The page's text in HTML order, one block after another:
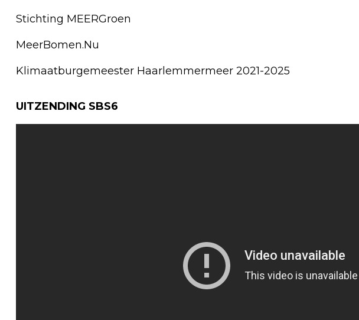
Stichting MEERGroen
MeerBomen.Nu
Klimaatburgemeester Haarlemmermeer 2021-2025
UITZENDING SBS6